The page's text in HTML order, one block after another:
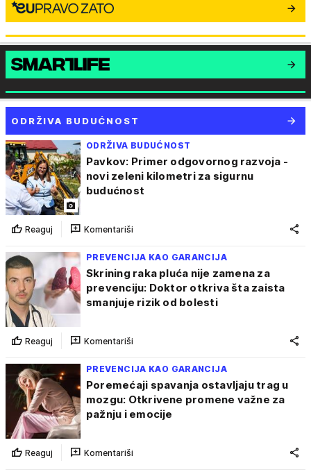
ODRŽIVA BUDUĆNOST
ODRŽIVA BUDUĆNOST
Pavkov: Primer odgovornog razvoja -
novi zeleni kilometri za sigurnu
budućnost
Reaguj Komentariši
PREVENCIJA KAO GARANCIJA
Skrining raka pluća nije zamena za
prevenciju: Doktor otkriva šta zaista
smanjuje rizik od bolesti
Reaguj Komentariši
PREVENCIJA KAO GARANCIJA
Poremećaji spavanja ostavljaju trag u
mozgu: Otkrivene promene važne za
pažnju i emocije
Reaguj Komentariši